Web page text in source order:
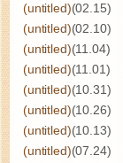
(untitled)(02.15)
(untitled)(02.10)
(untitled)(11.04)
(untitled)(11.01)
(untitled)(10.31)
(untitled)(10.26)
(untitled)(10.13)
(untitled)(07.24)